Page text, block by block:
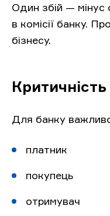
Один збій —
в комісії банку.
бізнесу.
Критичність
Для банку
платник
покупець
отримувач